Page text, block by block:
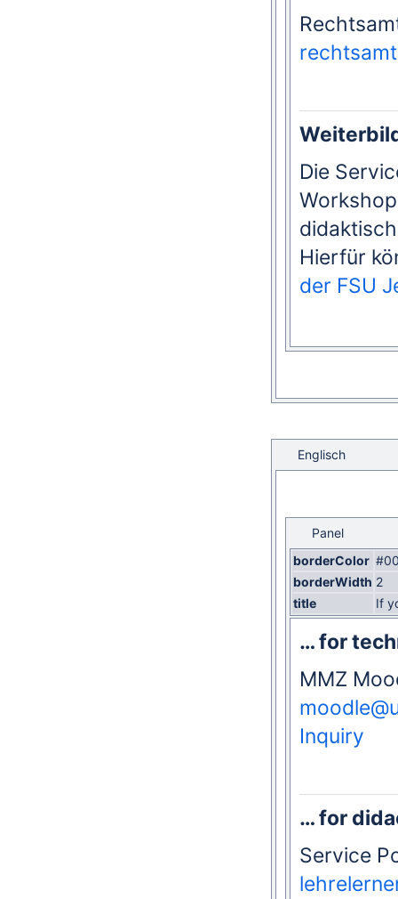
Die
Hierfür
der FSU
Englisch
Panel
borderColor
borderWidth 2
title
If
… for
MMZ
Inquiry
… for
Service